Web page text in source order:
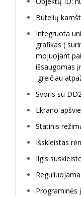
Butelių
Integruota
grafikas (
mojuojant
išsaugomas
greičiau
Svoris su
Ekrano
Statinis
Išskleistas
Ilgis
Programinės